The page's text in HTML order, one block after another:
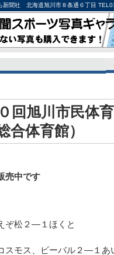
新聞社 北海道旭川市８条通６丁目
旭川市民体
合体育館）
売中です
ぞ松２―１ほくと
モス、ビーバル２―１あ